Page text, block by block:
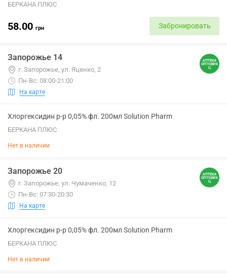
БЕРКАНА ПЛЮС
58.00 грн Забронировать
Запорожье 14
г. Запорожье, ул. Яценко, 2
Пн-Вс: 08:00-21:00
На карте
Хлоргексидин р-р 0,05% фл. 200мл Solution Pharm
БЕРКАНА ПЛЮС
Нет в наличии
Запорожье 20
г. Запорожье, ул. Чумаченко, 12
Пн-Вс: 07:30-20:30
На карте
Хлоргексидин р-р 0,05% фл. 200мл Solution Pharm
БЕРКАНА ПЛЮС
Нет в наличии